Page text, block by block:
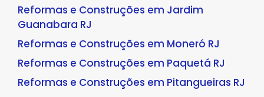
Reformas e Construções em Jardim
Guanabara RJ
Reformas e Construções em Moneró RJ
Reformas e Construções em Paquetá RJ
Reformas e Construções em Pitangueiras RJ